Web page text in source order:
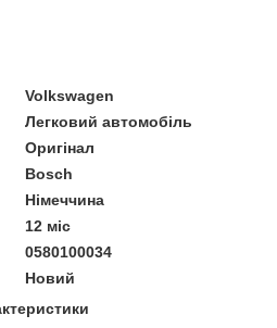
Volkswagen
Легковий автомобіль
Оригінал
Bosch
Німеччина
12 міс
0580100034
Новий